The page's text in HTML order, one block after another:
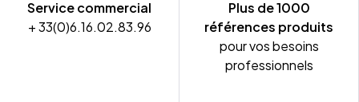
Service commercial
+ 33(0)6.16.02.83.96
Plus de 1000
références produits
pour vos besoins
professionnels